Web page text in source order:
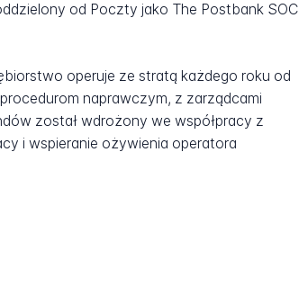
od Poczty jako The Postbank SOC
operuje ze stratą każdego roku od
naprawczym, z zarządcami
został wdrożony we współpracy z
i wspieranie ożywienia operatora